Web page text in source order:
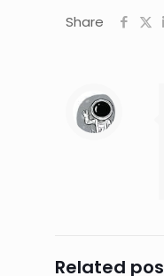
Share
Related